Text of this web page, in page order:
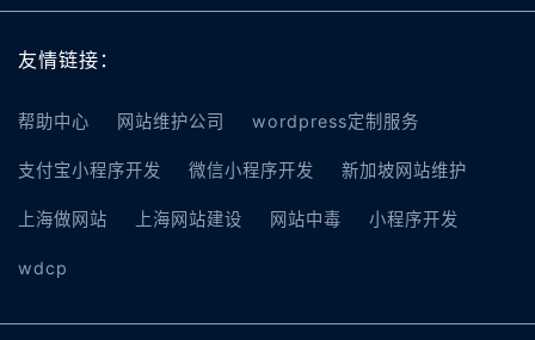
友情链接：
帮助中心 网站维护公司 wordpress定制服务
支付宝小程序开发 微信小程序开发 新加坡网站维护
上海做网站 上海网站建设 网站中毒 小程序开发
wdcp